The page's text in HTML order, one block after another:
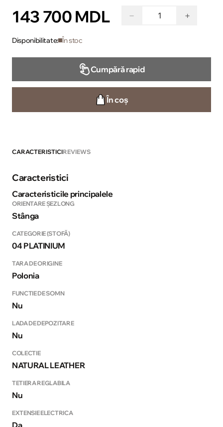
143 700 MDL − +
Disponibilitate: În stoc
Cumpără rapid
În coș
CARACTERISTICIREVIEWS
Caracteristici
Caracteristicile principalele
ORIENTARE ȘEZLONG
Stânga
CATEGORIE (STOFĂ)
04 PLATINIUM
TARA DE ORIGINE
Polonia
FUNCTIE DE SOMN
Nu
LADA DE DEPOZITARE
Nu
COLECTIE
NATURAL LEATHER
TETIERA REGLABILA
Nu
EXTENSIE ELECTRICA